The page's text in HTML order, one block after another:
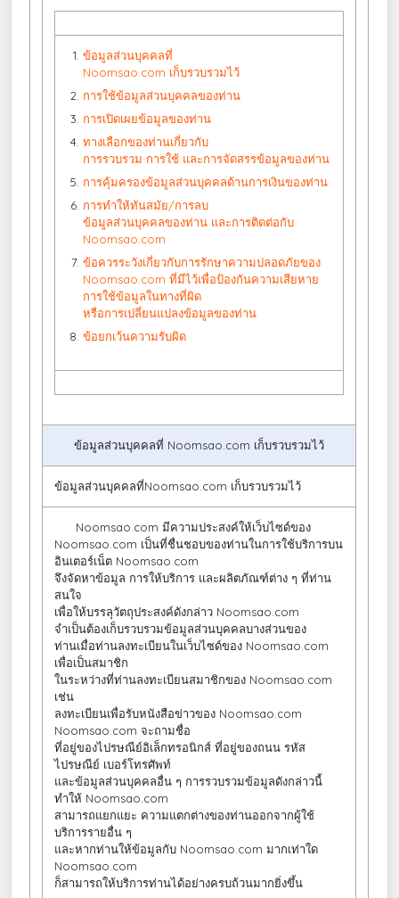
ข้อมูลส่วนบุคคลที่
Noomsao.com เก็บรวบรวมไว้
การใช้ข้อมูลส่วนบุคคลของท่าน
การเปิดเผยข้อมูลของท่าน
ทางเลือกของท่านเกี่ยวกับ
การรวบรวม การใช้ และการจัดสรรข้อมูลของท่าน
การคุ้มครองข้อมูลส่วนบุคคลด้านการเงินของท่าน
การทำให้ทันสมัย/การลบ
ข้อมูลส่วนบุคคลของท่าน และการติดต่อกับ
Noomsao.com
ข้อควรระวังเกี่ยวกับการรักษาความปลอดภัยของ
Noomsao.com ที่มีไว้เพื่อป้องกันความเสียหาย
การใช้ข้อมูลในทางที่ผิด
หรือการเปลี่ยนแปลงข้อมูลของท่าน
ข้อยกเว้นความรับผิด
ข้อมูลส่วนบุคคลที่ Noomsao.com เก็บรวบรวมไว้
ข้อมูลส่วนบุคคลที่Noomsao.com เก็บรวบรวมไว้
Noomsao.com มีความประสงค์ให้เว็บไซด์ของ
Noomsao.com เป็นที่ชื่นชอบของท่านในการใช้บริการบน
อินเตอร์เน็ต Noomsao.com
จึงจัดหาข้อมูล การให้บริการ และผลิตภัณฑ์ต่าง ๆ ที่ท่าน
สนใจ
เพื่อให้บรรลุวัตถุประสงค์ดังกล่าว Noomsao.com
จำเป็นต้องเก็บรวบรวมข้อมูลส่วนบุคคลบางส่วนของ
ท่านเมื่อท่านลงทะเบียนในเว็บไซด์ของ Noomsao.com
เพื่อเป็นสมาชิก
ในระหว่างที่ท่านลงทะเบียนสมาชิกของ Noomsao.com
เช่น
ลงทะเบียนเพื่อรับหนังสือข่าวของ Noomsao.com
Noomsao.com จะถามชื่อ
ที่อยู่ของไปรษณีย์อิเล็กทรอนิกส์ ที่อยู่ของถนน รหัส
ไปรษณีย์ เบอร์โทรศัพท์
และข้อมูลส่วนบุคคลอื่น ๆ การรวบรวมข้อมูลดังกล่าวนี้
ทำให้ Noomsao.com
สามารถแยกแยะ ความแตกต่างของท่านออกจากผู้ใช้
บริการรายอื่น ๆ
และหากท่านให้ข้อมูลกับ Noomsao.com มากเท่าใด
Noomsao.com
ก็สามารถให้บริการท่านได้อย่างครบถ้วนมากยิ่งขึ้น